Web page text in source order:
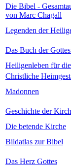
Die Bibel -
von Marc Chagall
Legenden der
Das Buch der
Heiligenleben für
Christliche
Madonnen
Geschichte der
Die betende Kirche
Bildatlas zur Bibel
Das Herz Gottes